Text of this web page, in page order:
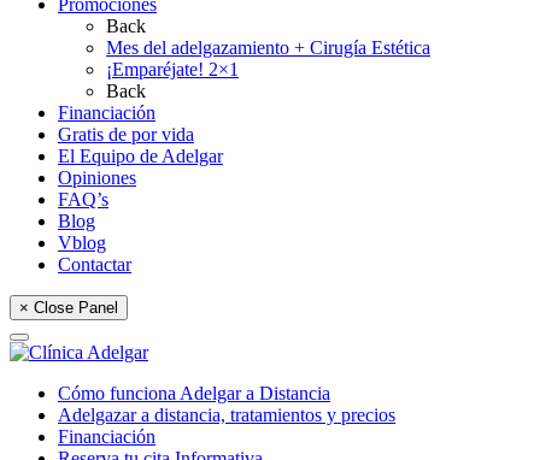
Back
Mes del adelgazamiento + Cirugía Estética
¡Emparéjate! 2×1
Back
Financiación
Gratis de por vida
El Equipo de Adelgar
Opiniones
FAQ’s
Blog
Vblog
Contactar
× Close Panel
Cómo funciona Adelgar a Distancia
Adelgazar a distancia, tratamientos y precios
Financiación